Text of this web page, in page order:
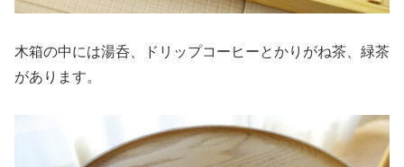
木箱の中には湯呑、ドリップコーヒーとかりがね茶、緑茶
があります。